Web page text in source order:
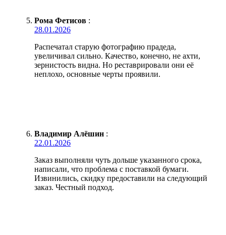
Рома Фетисов :
28.01.2026
Распечатал старую фотографию прадеда,
увеличивал сильно. Качество, конечно, не ахти,
зернистость видна. Но реставрировали они её
неплохо, основные черты проявили.
Владимир Алёшин :
22.01.2026
Заказ выполняли чуть дольше указанного срока,
написали, что проблема с поставкой бумаги.
Извинились, скидку предоставили на следующий
заказ. Честный подход.